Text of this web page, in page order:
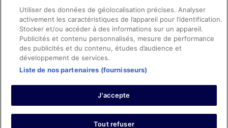
Échéances de remboursement
Utiliser un coupon ebookers
Electron, CartaSi, Carte Bleue, PayPal et Eurocard.
© 2026 Expedia, Inc., une entreprise d’Expedia Group. Tous droits
réservés. ebookers et le logo ebookers sont des marques
commerciales ou des marques déposées d’Expedia, Inc.
Utiliser des données de géolocalisation précises. Analyser
activement les caractéristiques de l’appareil pour l’identification.
Stocker et/ou accéder à des informations sur un appareil.
Publicités et contenu personnalisés, mesure de performance
des publicités et du contenu, études d’audience et
développement de services.
Liste de nos partenaires (fournisseurs)
J'accepte
Tout refuser